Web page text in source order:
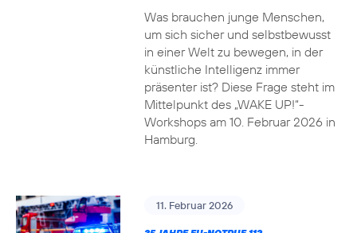
Was brauchen junge Menschen,
um sich sicher und selbstbewusst
in einer Welt zu bewegen, in der
künstliche Intelligenz immer
präsenter ist? Diese Frage steht im
Mittelpunkt des „WAKE UP!“-
Workshops am 10. Februar 2026 in
Hamburg.
11. Februar 2026